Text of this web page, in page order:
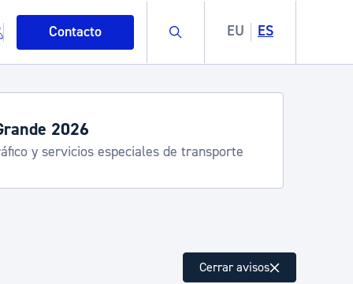
Contacto Buscar EU ES
de verano
Kirola, Donostia Kultura, San Telmo,
Turismo
Cerrar avisos